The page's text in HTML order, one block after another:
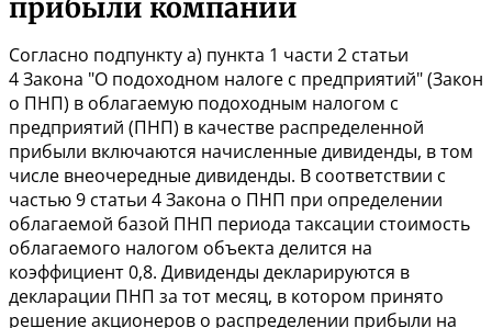
прибыли компании
Согласно подпункту а) пункта 1 части 2 статьи
4Закона "О подоходном налоге с предприятий" (Закон
о ПНП) в облагаемую подоходным налогом с
предприятий (ПНП) в качестве распределенной
прибыли включаются начисленные дивиденды, в том
числе внеочередные дивиденды. В соответствии с
частью 9 статьи 4Закона о ПНП при определении
облагаемой базой ПНП периода таксации стоимость
облагаемого налогом объекта делится на
коэффициент 0,8. Дивиденды декларируются в
декларации ПНП за тот месяц, в котором принято
решение акционеров о распределении прибыли на